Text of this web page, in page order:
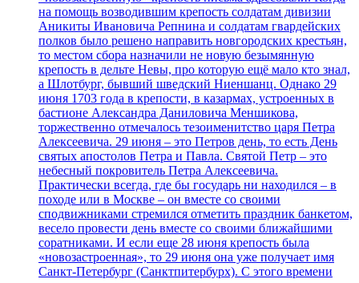
на помощь возводившим крепость солдатам дивизии
Аникиты Ивановича Репнина и солдатам гвардейских
полков было решено направить новгородских крестьян,
то местом сбора назначили не новую безымянную
крепость в дельте Невы, про которую ещё мало кто знал,
а Шлотбург, бывший шведский Ниеншанц. Однако 29
июня 1703 года в крепости, в казармах, устроенных в
бастионе Александра Даниловича Меншикова,
торжественно отмечалось тезоименитство царя Петра
Алексеевича. 29 июня – это Петров день, то есть День
святых апостолов Петра и Павла. Святой Петр – это
небесный покровитель Петра Алексеевича.
Практически всегда, где бы государь ни находился – в
походе или в Москве – он вместе со своими
сподвижниками стремился отметить праздник банкетом,
весело провести день вместе со своими ближайшими
соратниками. И если еще 28 июня крепость была
«новозастроенная», то 29 июня она уже получает имя
Санкт-Петербург (Санктпитербурх). С этого времени